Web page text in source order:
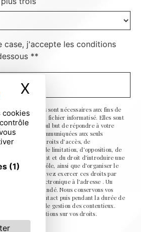
cookies
(1)
X
case, j'accepte les conditions
**
ENVOYER
communiquées sont nécessaires aux fins de
dans un fichier informatisé. Elles sont
dans le seul but de répondre à votre
seront communiquées aux seuls
disposez de droits d’accès, de
de portabilité, de limitation, d’opposition, de
à tout moment et du droit d’introduire une
autorité de contrôle, ainsi que d’organiser le
mortem. Vous pouvez exercer ces droits par
par courrier électronique à l'adresse . Un
vous être demandé. Nous conservons vos
de prise de contact puis pendant la durée de
probatoires et de gestion des contentieux.
plus d’informations sur vos droits.